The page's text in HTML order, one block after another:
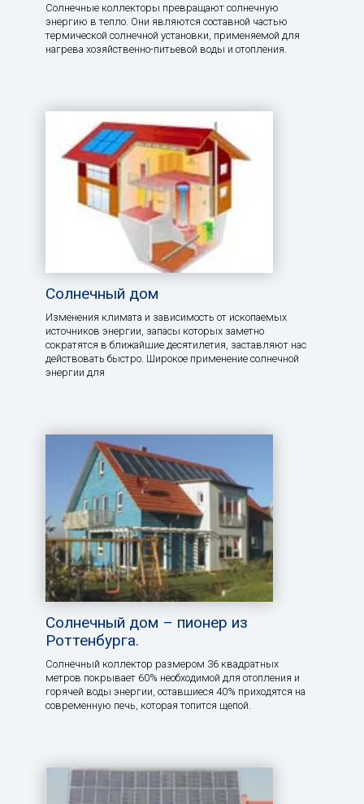
Солнечные коллекторы превращают солнечную
энергию в тепло. Они являются составной частью
термической солнечной установки, применяемой для
нагрева хозяйственно-питьевой воды и отопления.
Солнечный дом
Изменения климата и зависимость от ископаемых
источников энергии, запасы которых заметно
сократятся в ближайшие десятилетия, заставляют нас
действовать быстро. Широкое применение солнечной
энергии для
Солнечный дом – пионер из
Роттенбурга.
Солнечный коллектор размером 36 квадратных
метров покрывает 60% необходимой для отопления и
горячей воды энергии, оставшиеся 40% приходятся на
современную печь, которая топится щепой.